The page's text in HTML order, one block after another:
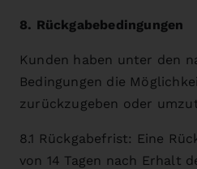
8. Rückgabebedingungen
Kunden haben unter den
Bedingungen die
zurückzugeben oder
8.1 Rückgabefrist: Eine
von 14 Tagen nach Erhalt